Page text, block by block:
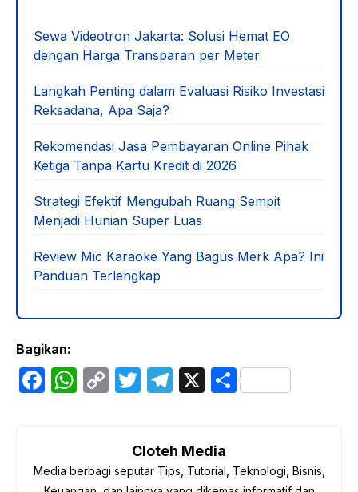
Sewa Videotron Jakarta: Solusi Hemat EO
dengan Harga Transparan per Meter
Langkah Penting dalam Evaluasi Risiko Investasi
Reksadana, Apa Saja?
Rekomendasi Jasa Pembayaran Online Pihak
Ketiga Tanpa Kartu Kredit di 2026
Strategi Efektif Mengubah Ruang Sempit
Menjadi Hunian Super Luas
Review Mic Karaoke Yang Bagus Merk Apa? Ini
Panduan Terlengkap
Bagikan:
F
b
W
A
C
Li
T
er
T
gr
a
X S
Cloteh Media
Media berbagi seputar Tips, Tutorial, Teknologi, Bisnis,